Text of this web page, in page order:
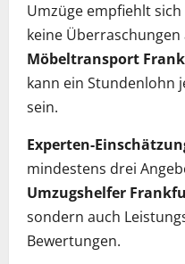
Umzüge empfiehlt
keine
Möbeltransport
kann ein Stundenlohn
sein.
Experten-
mindestens drei
Umzugshelfer
sondern auch
Bewertungen.